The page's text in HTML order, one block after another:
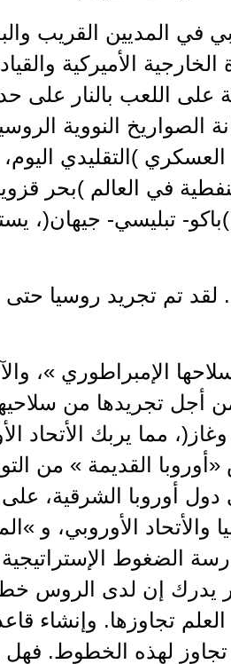
في المديين القريب
الأميركية
على اللعب بالنار على
الصواريخ النووية
العسكري )التقليدي
في العالم )بحر
تبليسي- جيهان(،
لقد تم تجريد روسيا
الإمبراطوري »،
أجل تجريدها من
مما يربك الأتحاد
القديمة » من
أوروبا الشرقية، على
والأتحاد الأوروبي، و
الضغوط
يدرك إن لدى الروس
تجاوزها. وإنشاء
لهذه الخطوط. فهل